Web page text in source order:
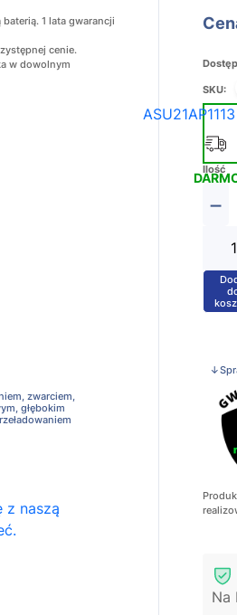
1 lata gwarancji
cenie.
w dowolnym
zwarciem,
głębokim
z naszą
SKU:
ASU21AP1113
Ilość
−
+
Na